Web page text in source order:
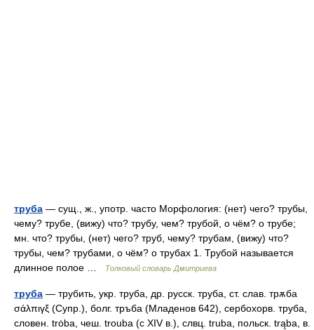
труба — сущ., ж., употр. часто Морфология: (нет) чего? трубы,
чему? трубе, (вижу) что? трубу, чем? трубой, о чём? о трубе;
мн. что? трубы, (нет) чего? труб, чему? трубам, (вижу) что?
трубы, чем? трубами, о чём? о трубах 1. Трубой называется
длинное полое …
Толковый словарь Дмитриева
труба — трубить, укр. труба, др. русск. труба, ст. слав. трѫба
σάλπιγξ (Супр.), болг. тръба (Младенов 642), сербохорв. труба,
словен. trȯba, чеш. trouba (с ХIV в.), слвц. truba, польск. trąba, в.